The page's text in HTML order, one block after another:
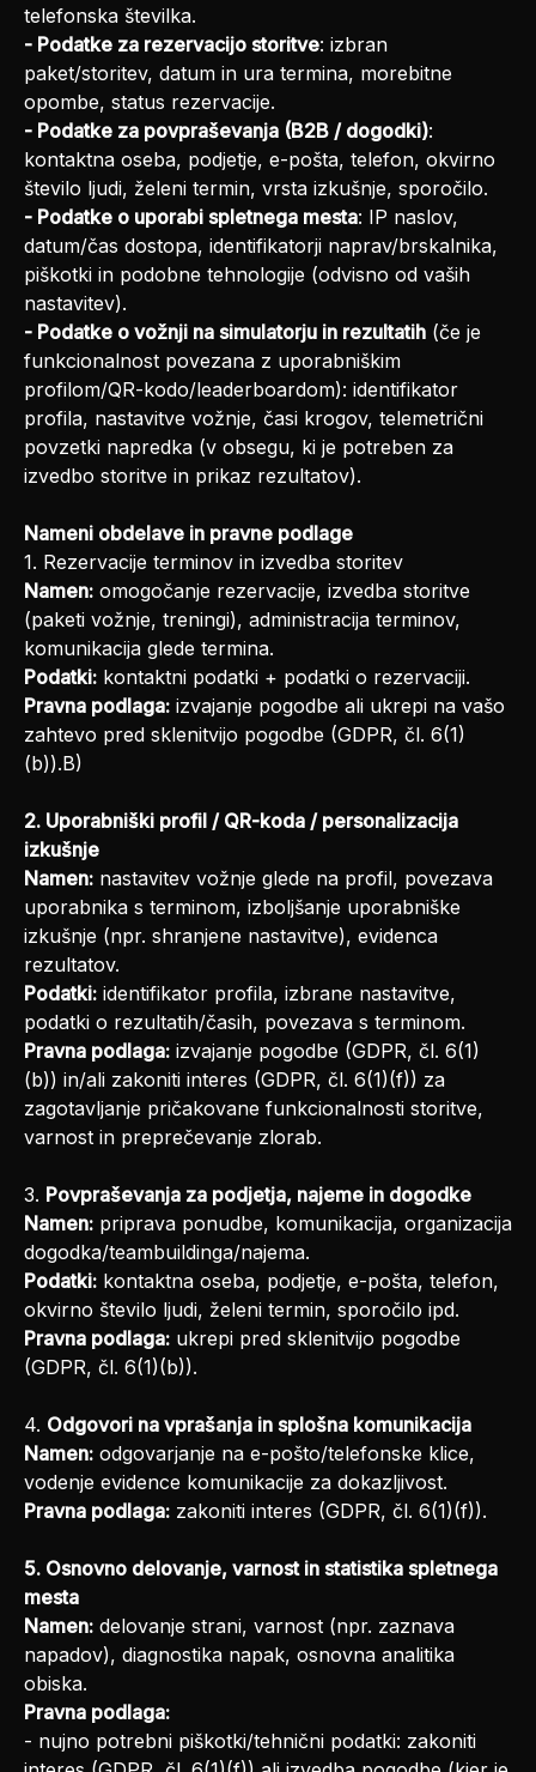
telefonska številka.
- Podatke za rezervacijo storitve: izbran
paket/storitev, datum in ura termina, morebitne
opombe, status rezervacije.
- Podatke za povpraševanja (B2B / dogodki):
kontaktna oseba, podjetje, e-pošta, telefon, okvirno
število ljudi, želeni termin, vrsta izkušnje, sporočilo.
- Podatke o uporabi spletnega mesta: IP naslov,
datum/čas dostopa, identifikatorji naprav/brskalnika,
piškotki in podobne tehnologije (odvisno od vaših
nastavitev).
- Podatke o vožnji na simulatorju in rezultatih (če je
funkcionalnost povezana z uporabniškim
profilom/QR-kodo/leaderboardom): identifikator
profila, nastavitve vožnje, časi krogov, telemetrični
povzetki napredka (v obsegu, ki je potreben za
izvedbo storitve in prikaz rezultatov).
Nameni obdelave in pravne podlage
1. Rezervacije terminov in izvedba storitev
Namen: omogočanje rezervacije, izvedba storitve
(paketi vožnje, treningi), administracija terminov,
komunikacija glede termina.
Podatki: kontaktni podatki + podatki o rezervaciji.
Pravna podlaga: izvajanje pogodbe ali ukrepi na vašo
zahtevo pred sklenitvijo pogodbe (GDPR, čl. 6(1)
(b)).B)
2. Uporabniški profil / QR-koda / personalizacija
izkušnje
Namen: nastavitev vožnje glede na profil, povezava
uporabnika s terminom, izboljšanje uporabniške
izkušnje (npr. shranjene nastavitve), evidenca
rezultatov.
Podatki: identifikator profila, izbrane nastavitve,
podatki o rezultatih/časih, povezava s terminom.
Pravna podlaga: izvajanje pogodbe (GDPR, čl. 6(1)
(b)) in/ali zakoniti interes (GDPR, čl. 6(1)(f)) za
zagotavljanje pričakovane funkcionalnosti storitve,
varnost in preprečevanje zlorab.
3. Povpraševanja za podjetja, najeme in dogodke
Namen: priprava ponudbe, komunikacija, organizacija
dogodka/teambuildinga/najema.
Podatki: kontaktna oseba, podjetje, e-pošta, telefon,
okvirno število ljudi, želeni termin, sporočilo ipd.
Pravna podlaga: ukrepi pred sklenitvijo pogodbe
(GDPR, čl. 6(1)(b)).
4. Odgovori na vprašanja in splošna komunikacija
Namen: odgovarjanje na e-pošto/telefonske klice,
vodenje evidence komunikacije za dokazljivost.
Pravna podlaga: zakoniti interes (GDPR, čl. 6(1)(f)).
5. Osnovno delovanje, varnost in statistika spletnega
mesta
Namen: delovanje strani, varnost (npr. zaznava
napadov), diagnostika napak, osnovna analitika
obiska.
Pravna podlaga:
- nujno potrebni piškotki/tehnični podatki: zakoniti